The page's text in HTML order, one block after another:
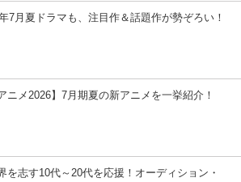
7月夏ドラマも、注目作＆話題作が勢ぞろい！
ニメ2026】7月期夏の新アニメを一挙紹介！
を志す10代～20代を応援！オーディション・